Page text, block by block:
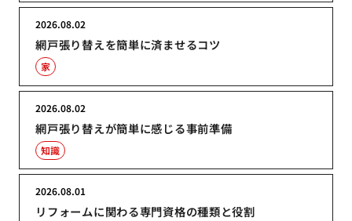
網戸張り替えを簡単に済ませるコツ
2026.08.02
家
網戸張り替えが簡単に感じる事前準備
2026.08.02
知識
リフォームに関わる専門資格の種類と役割
2026.08.01